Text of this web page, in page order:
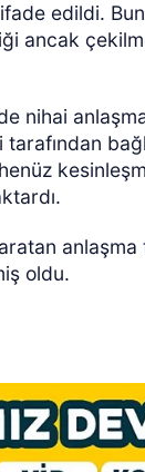
edildi.
ancak
nihai
oldu.